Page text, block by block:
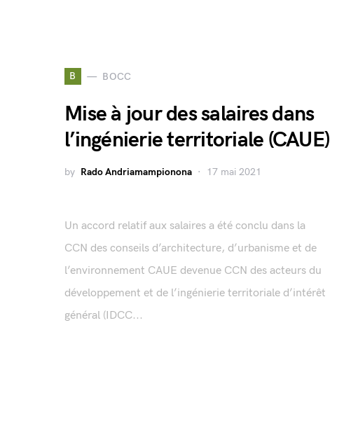
B BOCC
Mise à jour des salaires dans
l’ingénierie territoriale (CAUE)
by Rado Andriamampionona 17 mai 2021
Un accord relatif aux salaires a été conclu dans la
CCN des conseils d’architecture, d’urbanisme et de
l’environnement CAUE devenue CCN des acteurs du
développement et de l’ingénierie territoriale d’intérêt
général (IDCC...